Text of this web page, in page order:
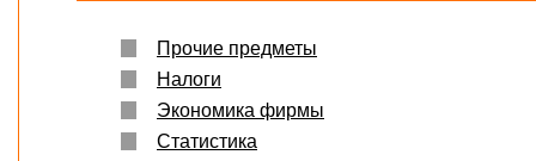
Прочие предметы
Налоги
Экономика фирмы
Статистика